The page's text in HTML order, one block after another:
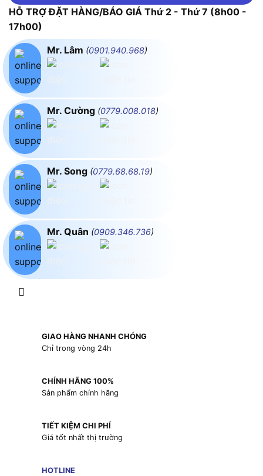
HỖ TRỢ ĐẶT HÀNG/BÁO GIÁ Thứ 2 - Thứ 7 (8h00 -
17h00)
Mr. Lâm (0901.940.968)
Mr. Cường (0779.008.018)
Mr. Song (0779.68.68.19)
Mr. Quân (0909.346.736)
GIAO HÀNG NHANH CHÓNG
Chỉ trong vòng 24h
CHÍNH HÃNG 100%
Sản phẩm chính hãng
TIẾT KIỆM CHI PHÍ
Giá tốt nhất thị trường
HOTLINE